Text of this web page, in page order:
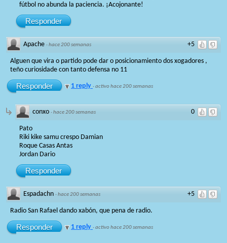
fútbol no abunda la paciencia. ¡Acojonante!
Responder
+5
Apache ·hace 200 semanas
Alguen que vira o partido pode dar o posicionamiento dos xogadores ,
teño curiosidade con tanto defensa no 11
Responder 1 reply ·activo hace 200 semanas
0
conxo ·hace 200 semanas
Pato
Riki kike samu crespo Damian
Roque Casas Antas
Jordan Dario
Responder
+5
Espadachn ·hace 200 semanas
Radio San Rafael dando xabón, que pena de radio.
Responder 1 reply ·activo hace 200 semanas